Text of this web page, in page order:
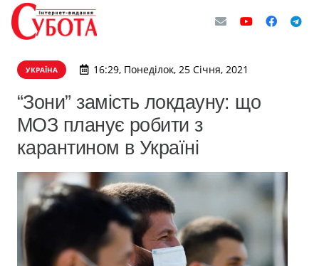
УКРАЇНА 16:29, Понеділок, 25 Січня, 2021
“Зони” замість локдауну: що
МОЗ планує робити з
карантином в Україні